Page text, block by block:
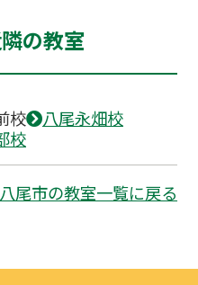
の教室
校
八尾永畑校
校
八尾市の教室一覧に戻る